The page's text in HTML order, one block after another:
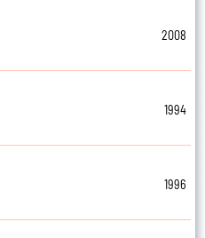
2008
1994
1996